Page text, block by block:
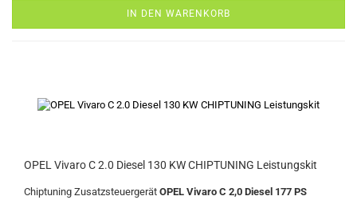
IN DEN WARENKORB
OPEL Vivaro C 2.0 Diesel 130 KW CHIPTUNING Leistungskit
Chiptuning Zusatzsteuergerät OPEL Vivaro C 2,0 Diesel 177 PS